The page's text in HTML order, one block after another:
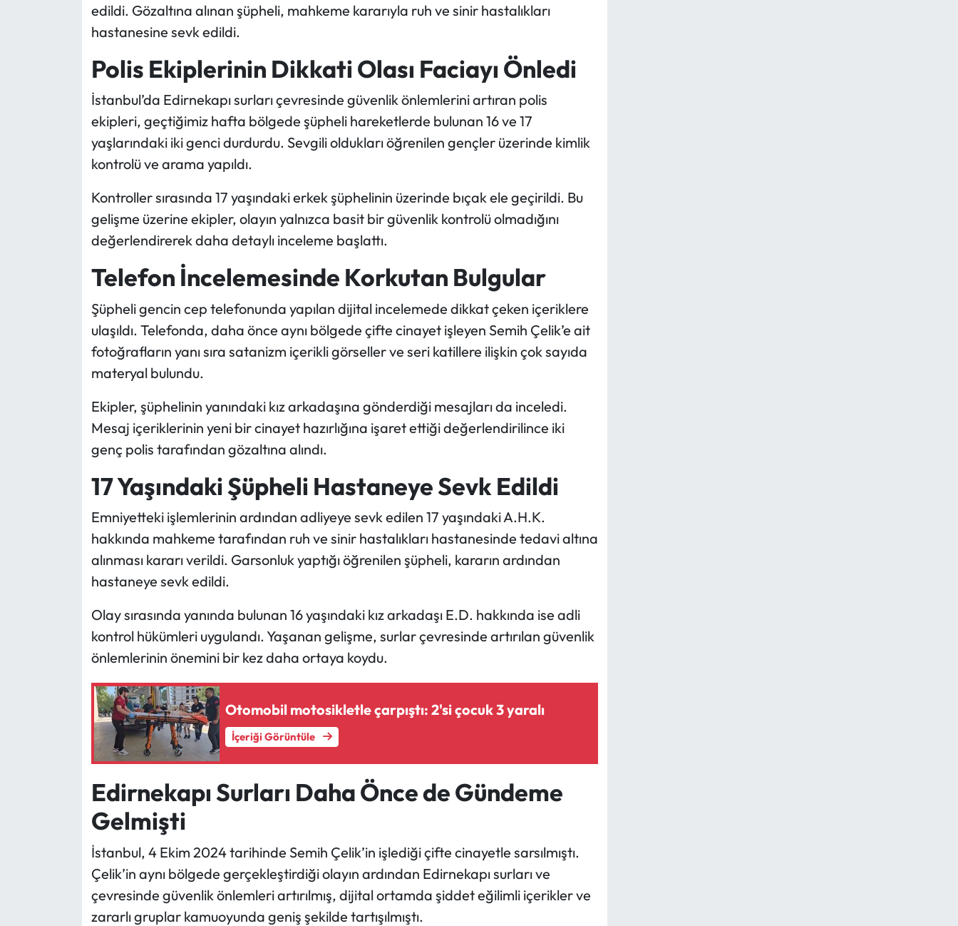
edildi. Gözaltına alınan şüpheli, mahkeme kararıyla ruh ve sinir hastalıkları
hastanesine sevk edildi.
Polis Ekiplerinin Dikkati Olası Faciayı Önledi
İstanbul’da Edirnekapı surları çevresinde güvenlik önlemlerini artıran polis
ekipleri, geçtiğimiz hafta bölgede şüpheli hareketlerde bulunan 16 ve 17
yaşlarındaki iki genci durdurdu. Sevgili oldukları öğrenilen gençler üzerinde kimlik
kontrolü ve arama yapıldı.
Kontroller sırasında 17 yaşındaki erkek şüphelinin üzerinde bıçak ele geçirildi. Bu
gelişme üzerine ekipler, olayın yalnızca basit bir güvenlik kontrolü olmadığını
değerlendirerek daha detaylı inceleme başlattı.
Telefon İncelemesinde Korkutan Bulgular
Şüpheli gencin cep telefonunda yapılan dijital incelemede dikkat çeken içeriklere
ulaşıldı. Telefonda, daha önce aynı bölgede çifte cinayet işleyen Semih Çelik’e ait
fotoğrafların yanı sıra satanizm içerikli görseller ve seri katillere ilişkin çok sayıda
materyal bulundu.
Ekipler, şüphelinin yanındaki kız arkadaşına gönderdiği mesajları da inceledi.
Mesaj içeriklerinin yeni bir cinayet hazırlığına işaret ettiği değerlendirilince iki
genç polis tarafından gözaltına alındı.
17 Yaşındaki Şüpheli Hastaneye Sevk Edildi
Emniyetteki işlemlerinin ardından adliyeye sevk edilen 17 yaşındaki A.H.K.
hakkında mahkeme tarafından ruh ve sinir hastalıkları hastanesinde tedavi altına
alınması kararı verildi. Garsonluk yaptığı öğrenilen şüpheli, kararın ardından
hastaneye sevk edildi.
Olay sırasında yanında bulunan 16 yaşındaki kız arkadaşı E.D. hakkında ise adli
kontrol hükümleri uygulandı. Yaşanan gelişme, surlar çevresinde artırılan güvenlik
önlemlerinin önemini bir kez daha ortaya koydu.
Otomobil motosikletle çarpıştı: 2'si çocuk 3 yaralı
İçeriği Görüntüle
Edirnekapı Surları Daha Önce de Gündeme
Gelmişti
İstanbul, 4 Ekim 2024 tarihinde Semih Çelik’in işlediği çifte cinayetle sarsılmıştı.
Çelik’in aynı bölgede gerçekleştirdiği olayın ardından Edirnekapı surları ve
çevresinde güvenlik önlemleri artırılmış, dijital ortamda şiddet eğilimli içerikler ve
zararlı gruplar kamuoyunda geniş şekilde tartışılmıştı.